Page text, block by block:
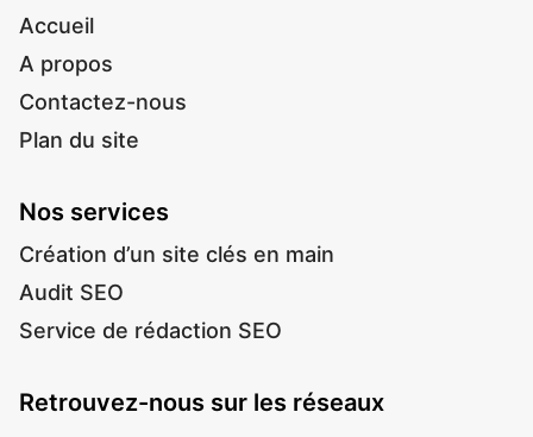
Accueil
A propos
Contactez-nous
Plan du site
Nos services
Création d’un site clés en main
Audit SEO
Service de rédaction SEO
Retrouvez-nous sur les réseaux